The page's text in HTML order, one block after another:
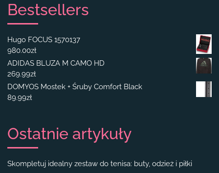
Bestsellers
Hugo FOCUS 1570137
980.00zł
ADIDAS BLUZA M CAMO HD
269.99zł
DOMYOS Mostek + Śruby Comfort Black
89.99zł
Ostatnie artykuły
Skompletuj idealny zestaw do tenisa: buty, odzież i piłki